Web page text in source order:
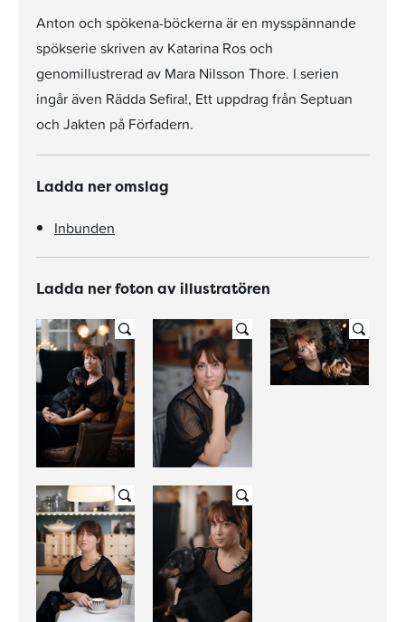
Anton och spökena-böckerna är en mysspännande
spökserie skriven av Katarina Ros och
genomillustrerad av Mara Nilsson Thore. I serien
ingår även Rädda Sefira!, Ett uppdrag från Septuan
och Jakten på Förfadern.
Ladda ner omslag
Inbunden
Ladda ner foton av illustratören